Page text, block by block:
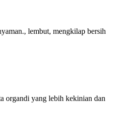
lembut, mengkilap bersih
organdi yang lebih kekinian dan